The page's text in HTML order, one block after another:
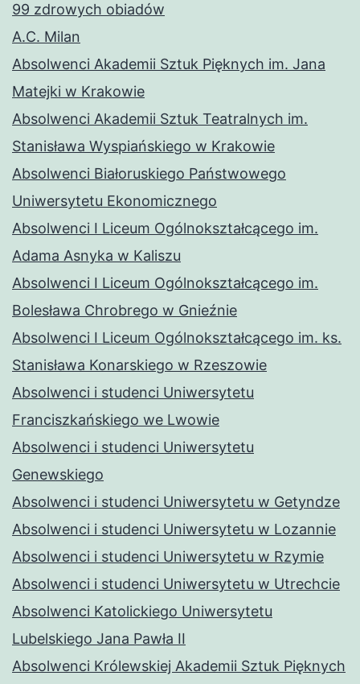
99 zdrowych obiadów
A.C. Milan
Absolwenci Akademii Sztuk Pięknych im. Jana
Matejki w Krakowie
Absolwenci Akademii Sztuk Teatralnych im.
Stanisława Wyspiańskiego w Krakowie
Absolwenci Białoruskiego Państwowego
Uniwersytetu Ekonomicznego
Absolwenci I Liceum Ogólnokształcącego im.
Adama Asnyka w Kaliszu
Absolwenci I Liceum Ogólnokształcącego im.
Bolesława Chrobrego w Gnieźnie
Absolwenci I Liceum Ogólnokształcącego im. ks.
Stanisława Konarskiego w Rzeszowie
Absolwenci i studenci Uniwersytetu
Franciszkańskiego we Lwowie
Absolwenci i studenci Uniwersytetu
Genewskiego
Absolwenci i studenci Uniwersytetu w Getyndze
Absolwenci i studenci Uniwersytetu w Lozannie
Absolwenci i studenci Uniwersytetu w Rzymie
Absolwenci i studenci Uniwersytetu w Utrechcie
Absolwenci Katolickiego Uniwersytetu
Lubelskiego Jana Pawła II
Absolwenci Królewskiej Akademii Sztuk Pięknych